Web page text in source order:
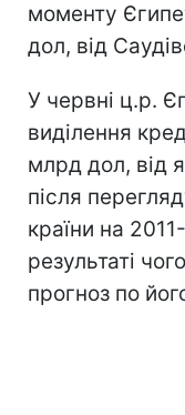
моменту
дол, від
У червні ц.р.
виділення
млрд дол, від
після
країни на
результаті
прогноз по